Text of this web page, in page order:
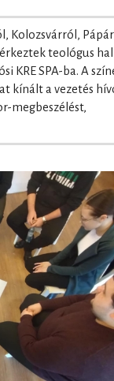
Kolozsvárról,
teológus
KRE SPA-ba. A
kínált a vezetés
megbeszélést,